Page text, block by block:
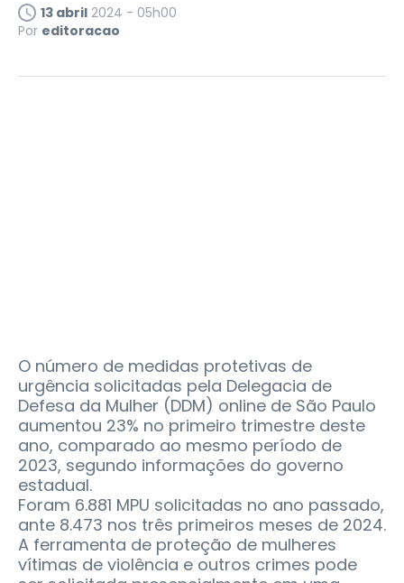
13 abril 2024 - 05h00
Por editoracao
O número de medidas protetivas de
urgência solicitadas pela Delegacia de
Defesa da Mulher (DDM) online de São Paulo
aumentou 23% no primeiro trimestre deste
ano, comparado ao mesmo período de
2023, segundo informações do governo
estadual.
Foram 6.881 MPU solicitadas no ano passado,
ante 8.473 nos três primeiros meses de 2024.
A ferramenta de proteção de mulheres
vítimas de violência e outros crimes pode